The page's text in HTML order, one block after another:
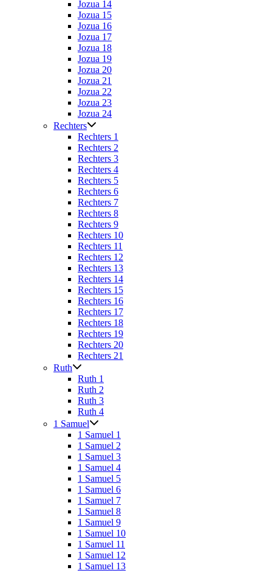
Jozua 14
Jozua 15
Jozua 16
Jozua 17
Jozua 18
Jozua 19
Jozua 20
Jozua 21
Jozua 22
Jozua 23
Jozua 24
Rechters
Rechters 1
Rechters 2
Rechters 3
Rechters 4
Rechters 5
Rechters 6
Rechters 7
Rechters 8
Rechters 9
Rechters 10
Rechters 11
Rechters 12
Rechters 13
Rechters 14
Rechters 15
Rechters 16
Rechters 17
Rechters 18
Rechters 19
Rechters 20
Rechters 21
Ruth
Ruth 1
Ruth 2
Ruth 3
Ruth 4
1 Samuel
1 Samuel 1
1 Samuel 2
1 Samuel 3
1 Samuel 4
1 Samuel 5
1 Samuel 6
1 Samuel 7
1 Samuel 8
1 Samuel 9
1 Samuel 10
1 Samuel 11
1 Samuel 12
1 Samuel 13